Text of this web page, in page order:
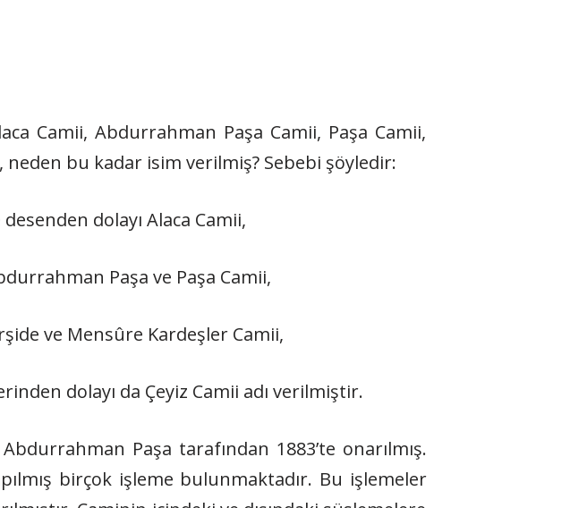
Camii, Abdurrahman Paşa Camii, Paşa Camii,
bu kadar isim verilmiş? Sebebi şöyledir:
dolayı Alaca Camii,
Paşa ve Paşa Camii,
ve Mensûre Kardeşler Camii,
dolayı da Çeyiz Camii adı verilmiştir.
Paşa tarafından 1883’te onarılmış.
birçok işleme bulunmaktadır. Bu işlemeler